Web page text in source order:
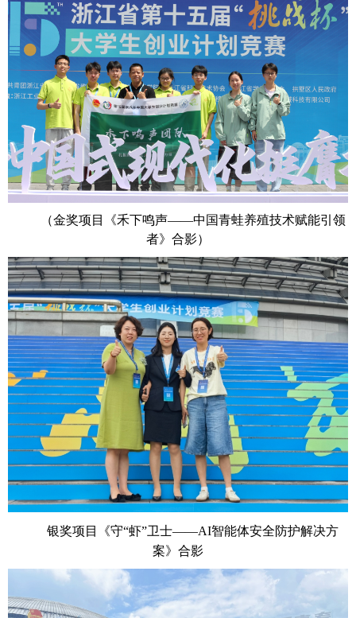
（金奖项目《禾下鸣声——中国青蛙养殖技术赋能引领
者》合影）
银奖项目《守“虾”卫士——AI智能体安全防护解决方
案》合影